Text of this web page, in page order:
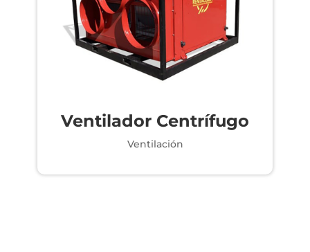
Ventilador Centrífugo
Ventilación